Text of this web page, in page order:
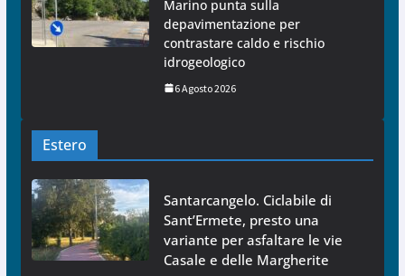
Marino punta sulla
depavimentazione per
contrastare caldo e rischio
idrogeologico
6 Agosto 2026
Estero
Santarcangelo. Ciclabile di
Sant’Ermete, presto una
variante per asfaltare le vie
Casale e delle Margherite